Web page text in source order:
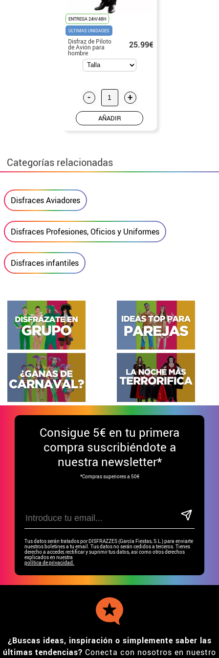
ENTREGA 24H/48H
ÚLTIMAS UNIDADES
Disfraz de Piloto
de Avión para
hombre
25.99€
- +
AÑADIR
Categorías relacionadas
Disfraces Aviadores
Disfraces Profesiones, Oficios y Uniformes
Disfraces infantiles
Consigue 5€ en tu primera
compra suscribiéndote a
nuestra newsletter*
*Compras superiores a 50€
Tus datos serán tratados por DISFRAZZES (García Fiestas, S.L.) para enviarte
nuestros boletines a tu email. Tus datos no serán cedidos a terceros. Tienes
derecho a acceder, rectificar y suprimir tus datos, así como otros derechos
explicados en nuestra
política de privacidad.
¿Buscas ideas, inspiración o simplemente saber las
últimas tendencias? Conecta con nosotros en nuestro